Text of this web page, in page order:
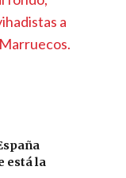
está la